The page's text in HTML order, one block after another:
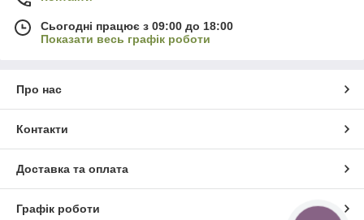
Сьогодні працює з 09:00 до 18:00
Показати весь графік роботи
Про нас
Контакти
Доставка та оплата
Графік роботи